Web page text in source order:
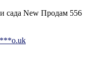
сада New Продам 556